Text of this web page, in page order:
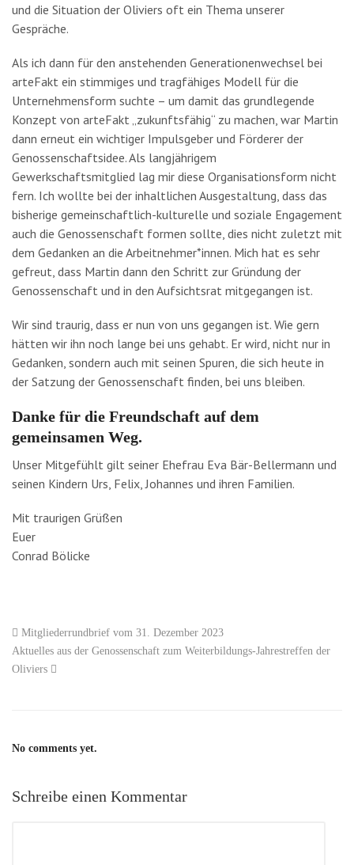
und die Situation der Oliviers oft ein Thema unserer
Gespräche.
Als ich dann für den anstehenden Generationenwechsel bei
arteFakt ein stimmiges und tragfähiges Modell für die
Unternehmensform suchte – um damit das grundlegende
Konzept von arteFakt „zukunftsfähig“ zu machen, war Martin
dann erneut ein wichtiger Impulsgeber und Förderer der
Genossenschaftsidee. Als langjährigem
Gewerkschaftsmitglied lag mir diese Organisationsform nicht
fern. Ich wollte bei der inhaltlichen Ausgestaltung, dass das
bisherige gemeinschaftlich-kulturelle und soziale Engagement
auch die Genossenschaft formen sollte, dies nicht zuletzt mit
dem Gedanken an die Arbeitnehmer*innen. Mich hat es sehr
gefreut, dass Martin dann den Schritt zur Gründung der
Genossenschaft und in den Aufsichtsrat mitgegangen ist.
Wir sind traurig, dass er nun von uns gegangen ist. Wie gern
hätten wir ihn noch lange bei uns gehabt. Er wird, nicht nur in
Gedanken, sondern auch mit seinen Spuren, die sich heute in
der Satzung der Genossenschaft finden, bei uns bleiben.
Danke für die Freundschaft auf dem
gemeinsamen Weg.
Unser Mitgefühlt gilt seiner Ehefrau Eva Bär-Bellermann und
seinen Kindern Urs, Felix, Johannes und ihren Familien.
Mit traurigen Grüßen
Euer
Conrad Bölicke
Mitgliederrundbrief vom 31. Dezember 2023
Aktuelles aus der Genossenschaft zum Weiterbildungs-Jahrestreffen der
Oliviers
No comments yet.
Schreibe einen Kommentar